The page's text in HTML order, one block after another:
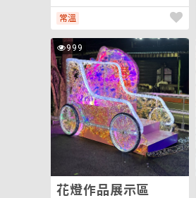
常溫
999
次
瀏
覽
花
燈
作
品
展
示
區
花燈作品展示區